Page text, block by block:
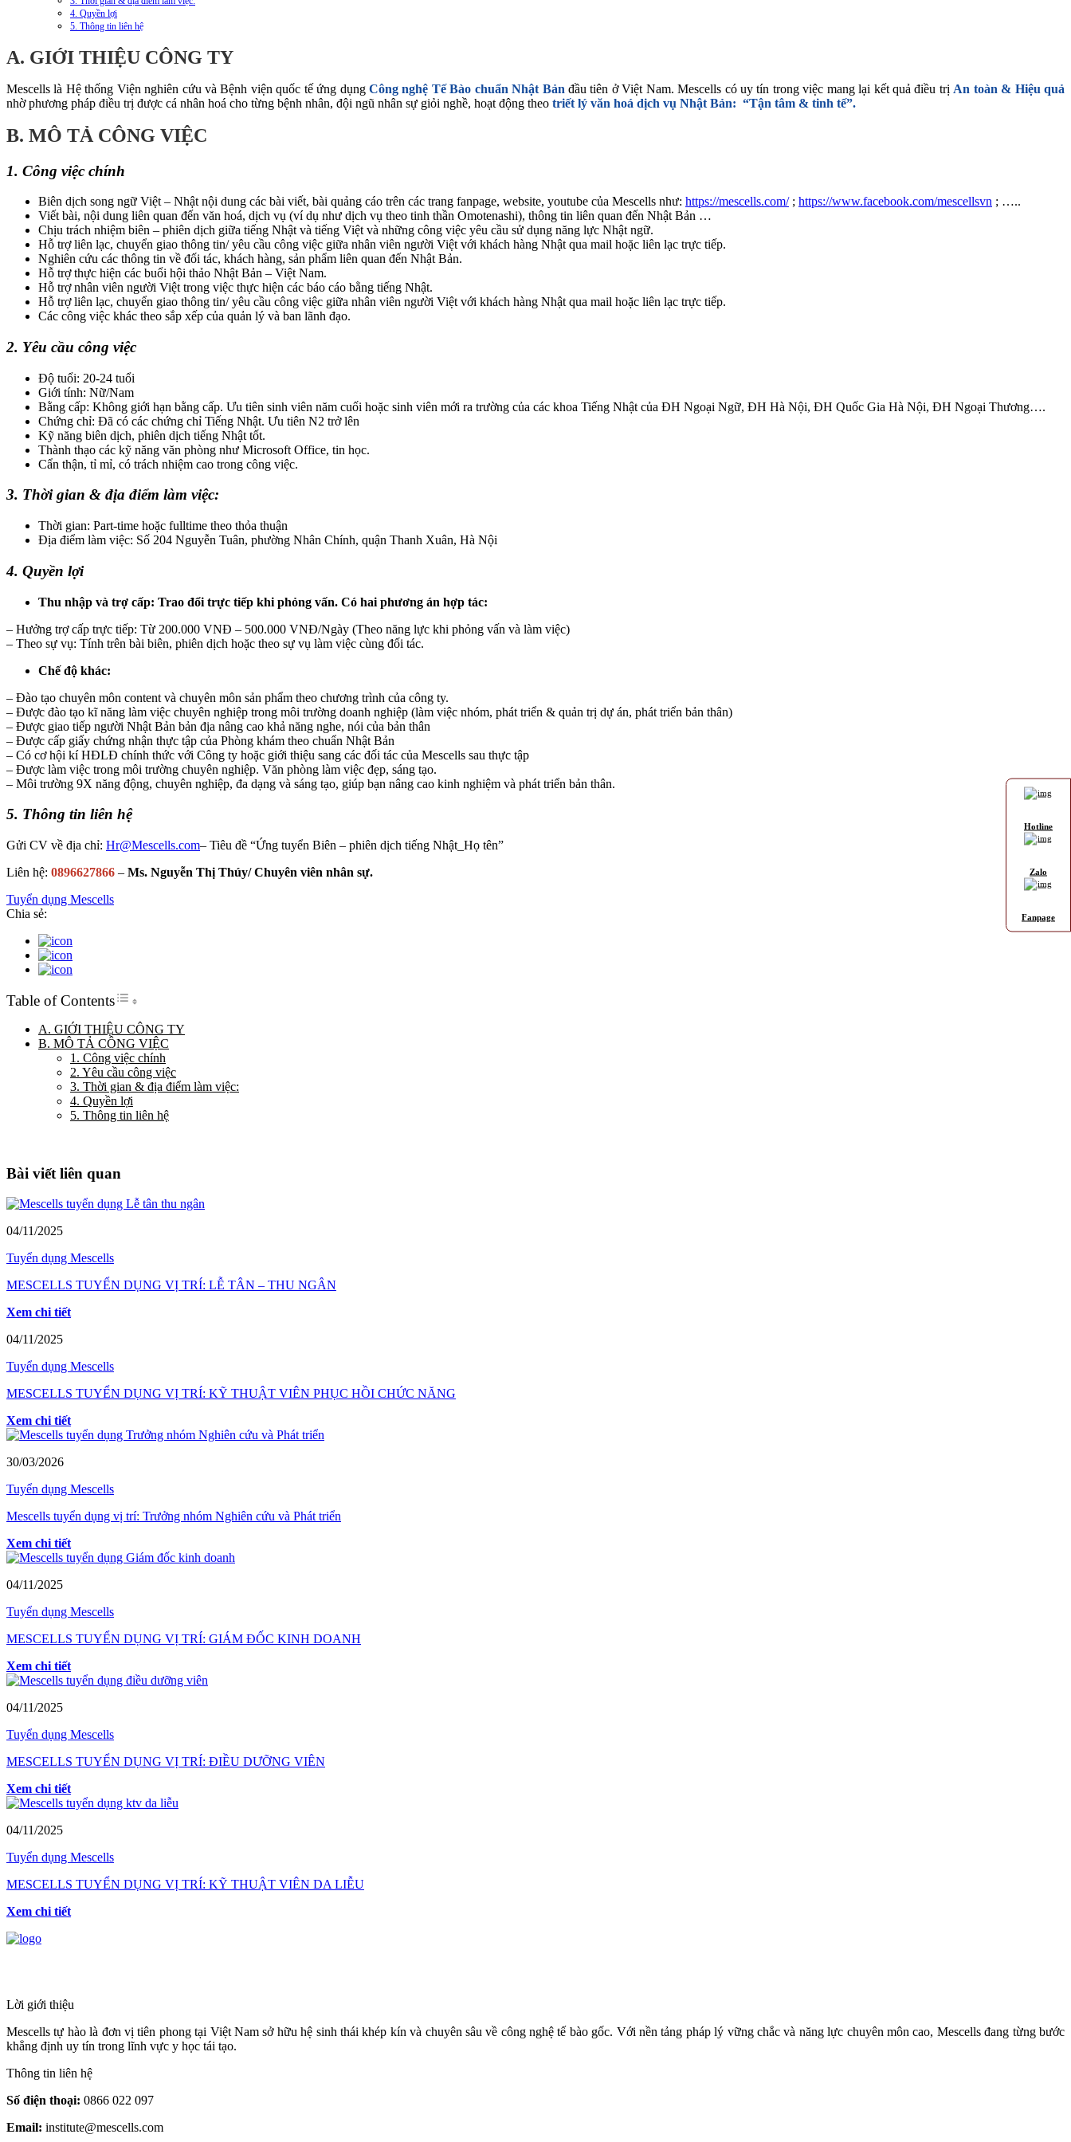
4. Quyền lợi
5. Thông tin liên hệ
A. GIỚI THIỆU CÔNG TY
Mescells là Hệ thống Viện nghiên cứu và Bệnh viện quốc tế ứng dụng Công nghệ Tế Bào chuẩn Nhật Bản đầu tiên ở Việt Nam. Mescells có uy tín trong việc mang lại kết quả điều trị An toàn & Hiệu quả
nhờ phương pháp điều trị được cá nhân hoá cho từng bệnh nhân, đội ngũ nhân sự giỏi nghề, hoạt động theo triết lý văn hoá dịch vụ Nhật Bản: “Tận tâm & tinh tế”.
B. MÔ TẢ CÔNG VIỆC
1. Công việc chính
Biên dịch song ngữ Việt – Nhật nội dung các bài viết, bài quảng cáo trên các trang fanpage, website, youtube của Mescells như: https://mescells.com/; https://www.facebook.com/mescellsvn ; …..
Viết bài, nội dung liên quan đến văn hoá, dịch vụ (ví dụ như dịch vụ theo tinh thần Omotenashi), thông tin liên quan đến Nhật Bản …
Chịu trách nhiệm biên – phiên dịch giữa tiếng Nhật và tiếng Việt và những công việc yêu cầu sử dụng năng lực Nhật ngữ.
Hỗ trợ liên lạc, chuyển giao thông tin/ yêu cầu công việc giữa nhân viên người Việt với khách hàng Nhật qua mail hoặc liên lạc trực tiếp.
Nghiên cứu các thông tin về đối tác, khách hàng, sản phẩm liên quan đến Nhật Bản.
Hỗ trợ thực hiện các buổi hội thảo Nhật Bản – Việt Nam.
Hỗ trợ nhân viên người Việt trong việc thực hiện các báo cáo bằng tiếng Nhật.
Hỗ trợ liên lạc, chuyển giao thông tin/ yêu cầu công việc giữa nhân viên người Việt với khách hàng Nhật qua mail hoặc liên lạc trực tiếp.
Các công việc khác theo sắp xếp của quản lý và ban lãnh đạo.
2. Yêu cầu công việc
Độ tuổi: 20-24 tuổi
Giới tính: Nữ/Nam
Bằng cấp: Không giới hạn bằng cấp. Ưu tiên sinh viên năm cuối hoặc sinh viên mới ra trường của các khoa Tiếng Nhật của ĐH Ngoại Ngữ, ĐH Hà Nội, ĐH Quốc Gia Hà Nội, ĐH Ngoại Thương….
Chứng chỉ: Đã có các chứng chỉ Tiếng Nhật. Ưu tiên N2 trở lên
Kỹ năng biên dịch, phiên dịch tiếng Nhật tốt.
Thành thạo các kỹ năng văn phòng như Microsoft Office, tin học.
Cẩn thận, tỉ mỉ, có trách nhiệm cao trong công việc.
3. Thời gian & địa điểm làm việc:
Thời gian: Part-time hoặc fulltime theo thỏa thuận
Địa điểm làm việc: Số 204 Nguyễn Tuân, phường Nhân Chính, quận Thanh Xuân, Hà Nội
4. Quyền lợi
Thu nhập và trợ cấp: Trao đổi trực tiếp khi phỏng vấn. Có hai phương án hợp tác:
– Hưởng trợ cấp trực tiếp: Từ 200.000 VNĐ – 500.000 VNĐ/Ngày (Theo năng lực khi phỏng vấn và làm việc)
– Theo sự vụ: Tính trên bài biên, phiên dịch hoặc theo sự vụ làm việc cùng đối tác.
Chế độ khác:
– Đào tạo chuyên môn content và chuyên môn sản phẩm theo chương trình của công ty.
– Được đào tạo kĩ năng làm việc chuyên nghiệp trong môi trường doanh nghiệp (làm việc nhóm, phát triển & quản trị dự án, phát triển bản thân)
– Được giao tiếp người Nhật Bản bản địa nâng cao khả năng nghe, nói của bản thân
– Được cấp giấy chứng nhận thực tập của Phòng khám theo chuẩn Nhật Bản
– Có cơ hội kí HĐLĐ chính thức với Công ty hoặc giới thiệu sang các đối tác của Mescells sau thực tập
– Được làm việc trong môi trường chuyên nghiệp. Văn phòng làm việc đẹp, sáng tạo.
– Môi trường 9X năng động, chuyên nghiệp, đa dạng và sáng tạo, giúp bạn nâng cao kinh nghiệm và phát triển bản thân.
5. Thông tin liên hệ
Gửi CV về địa chỉ: Hr@Mescells.com– Tiêu đề “Ứng tuyển Biên – phiên dịch tiếng Nhật_Họ tên”
Liên hệ: 0896627866 – Ms. Nguyễn Thị Thúy/ Chuyên viên nhân sự.
Tuyển dụng Mescells
Chia sẻ:
Table of ContentsToggle Table of Content
A. GIỚI THIỆU CÔNG TY
B. MÔ TẢ CÔNG VIỆC
1. Công việc chính
2. Yêu cầu công việc
3. Thời gian & địa điểm làm việc:
4. Quyền lợi
5. Thông tin liên hệ
Bài viết liên quan
04/11/2025
Tuyển dụng Mescells
MESCELLS TUYỂN DỤNG VỊ TRÍ: LỄ TÂN – THU NGÂN
Xem chi tiết
04/11/2025
Tuyển dụng Mescells
MESCELLS TUYỂN DỤNG VỊ TRÍ: KỸ THUẬT VIÊN PHỤC HỒI CHỨC NĂNG
Xem chi tiết
30/03/2026
Tuyển dụng Mescells
Mescells tuyển dụng vị trí: Trưởng nhóm Nghiên cứu và Phát triển
Xem chi tiết
04/11/2025
Tuyển dụng Mescells
MESCELLS TUYỂN DỤNG VỊ TRÍ: GIÁM ĐỐC KINH DOANH
Xem chi tiết
04/11/2025
Tuyển dụng Mescells
MESCELLS TUYỂN DỤNG VỊ TRÍ: ĐIỀU DƯỠNG VIÊN
Xem chi tiết
04/11/2025
Tuyển dụng Mescells
MESCELLS TUYỂN DỤNG VỊ TRÍ: KỸ THUẬT VIÊN DA LIỄU
Xem chi tiết
Lời giới thiệu
Mescells tự hào là đơn vị tiên phong tại Việt Nam sở hữu hệ sinh thái khép kín và chuyên sâu về công nghệ tế bào gốc. Với nền tảng pháp lý vững chắc và năng lực chuyên môn cao, Mescells đang từng bước
khẳng định uy tín trong lĩnh vực y học tái tạo.
Thông tin liên hệ
Số điện thoại: 0866 022 097
Email: institute@mescells.com
Hotline
Zalo
Fanpage